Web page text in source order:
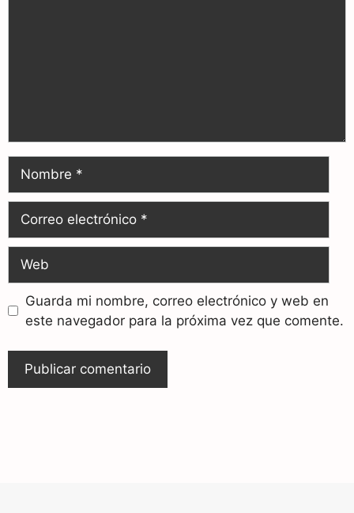
Guarda mi nombre, correo electrónico y web en
este navegador para la próxima vez que comente.